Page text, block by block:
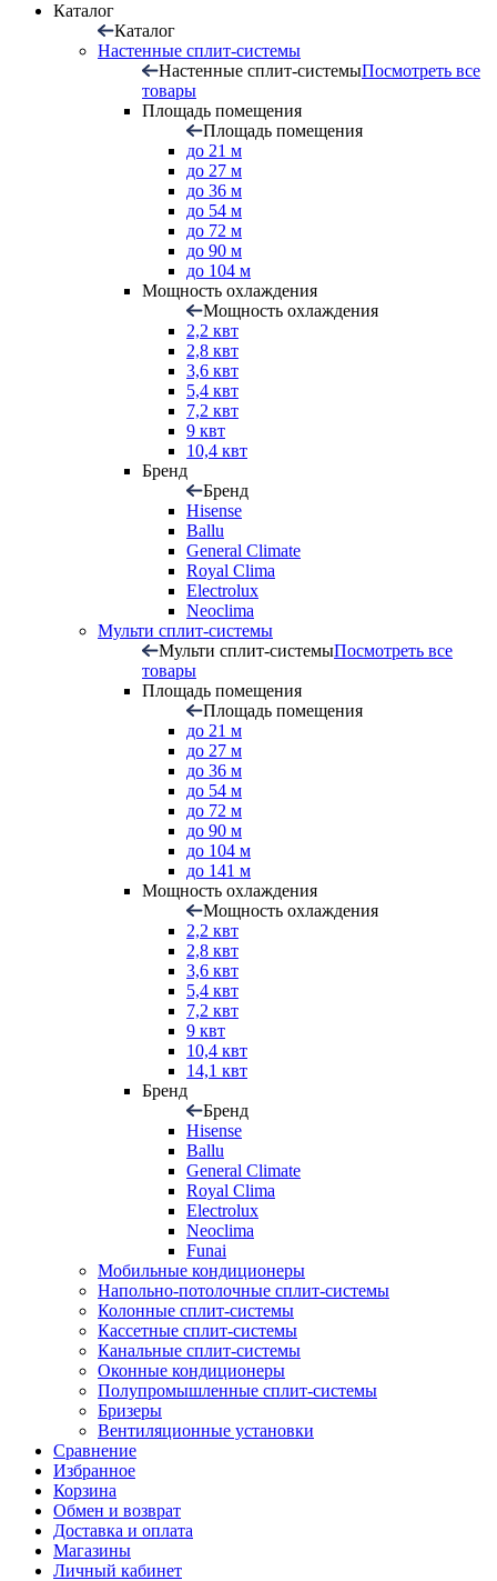
Каталог
Каталог
Настенные сплит-системы
Настенные сплит-системыПосмотреть все
товары
Площадь помещения
Площадь помещения
до 21 м
до 27 м
до 36 м
до 54 м
до 72 м
до 90 м
до 104 м
Мощность охлаждения
Мощность охлаждения
2,2 квт
2,8 квт
3,6 квт
5,4 квт
7,2 квт
9 квт
10,4 квт
Бренд
Бренд
Hisense
Ballu
General Climate
Royal Clima
Electrolux
Neoclima
Мульти сплит-системы
Мульти сплит-системыПосмотреть все
товары
Площадь помещения
Площадь помещения
до 21 м
до 27 м
до 36 м
до 54 м
до 72 м
до 90 м
до 104 м
до 141 м
Мощность охлаждения
Мощность охлаждения
2,2 квт
2,8 квт
3,6 квт
5,4 квт
7,2 квт
9 квт
10,4 квт
14,1 квт
Бренд
Бренд
Hisense
Ballu
General Climate
Royal Clima
Electrolux
Neoclima
Funai
Мобильные кондиционеры
Напольно-потолоч​ные ​сплит-системы
Колонные ​​сплит-системы
Кассетные сплит-системы
Канальные сплит-системы
Оконные кондиционеры
Полупромышленные сплит-системы
Бризеры
Вентиляционные установки
Сравнение
Избранное
Корзина
Обмен и возврат
Доставка и оплата
Магазины
Личный кабинет